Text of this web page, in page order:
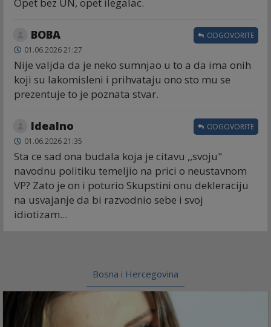
Opet bez UN, opet ilegalac.
BOBA
01.06.2026 21:27
Nije valjda da je neko sumnjao u to a da ima onih
koji su lakomisleni i prihvataju ono sto mu se
prezentuje to je poznata stvar.
ODGOVORITE
Idealno
01.06.2026 21:35
Sta ce sad ona budala koja je citavu ,,svoju"
navodnu politiku temeljio na prici o neustavnom
VP? Zato je on i poturio Skupstini onu dekleraciju
na usvajanje da bi razvodnio sebe i svoj
idiotizam...
ODGOVORITE
Bosna i Hercegovina